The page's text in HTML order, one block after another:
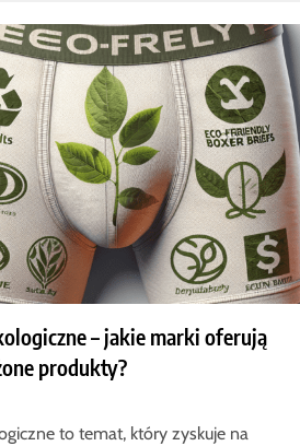
– jakie marki oferują
produkty?
to temat, który zyskuje na